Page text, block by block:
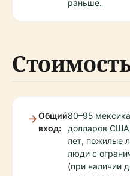
раньше.
Общий
вход:
80–95
долларов
лет, пожилые
люди с
(при наличии